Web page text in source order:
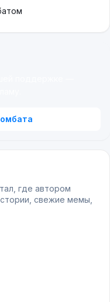
где автором
свежие мемы,